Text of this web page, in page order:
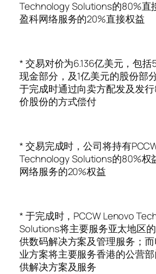
Technology Solutions的80%直
盈科网络服务的20%直接权益
* 交易对价为6.136亿美元，包括
现金部分，及1亿美元的股份部
于完成时通过向卖方配发及发
价股份的方式偿付
* 交易完成时，公司将持有
Technology Solutions的80%权
网络服务的20%权益
* 于完成时，PCCW Lenovo
Solutions将主要服务亚太地区
供数码解决方案及管理服务；
业方案将主要服务香港的公营
供解决方案及服务